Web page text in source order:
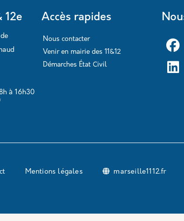
12e
à 16h30
Accès rapides
Nous contacter
Venir en mairie des 11&12
Démarches État Civil
Mentions légales marseille1112.fr